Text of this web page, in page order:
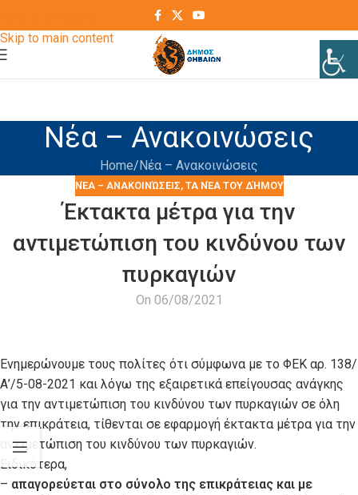
Skip to main content
Νέα – Ανακοινώσεις
Home Νέα – Ανακοινώσεις
ΝΈΑ – ΑΝΑΚΟΙΝΏΣΕΙΣ, ΤΑ ΝΈΑ ΤΟΥ ΔΉΜΟΥ
Έκτακτα μέτρα για την
αντιμετώπιση του κινδύνου των
πυρκαγιών
On 06/08/2021
Ενημερώνουμε τους πολίτες ότι σύμφωνα με το ΦΕΚ αρ. 138/
Α’/5-08-2021 και λόγω της εξαιρετικά επείγουσας ανάγκης
για την αντιμετώπιση του κινδύνου των πυρκαγιών σε όλη
την επικράτεια, τίθενται σε εφαρμογή έκτακτα μέτρα για την
αντιμετώπιση του κινδύνου των πυρκαγιών.
Ειδικότερα,
– απαγορεύεται στο σύνολο της επικράτειας και με